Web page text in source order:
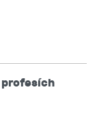
profesích